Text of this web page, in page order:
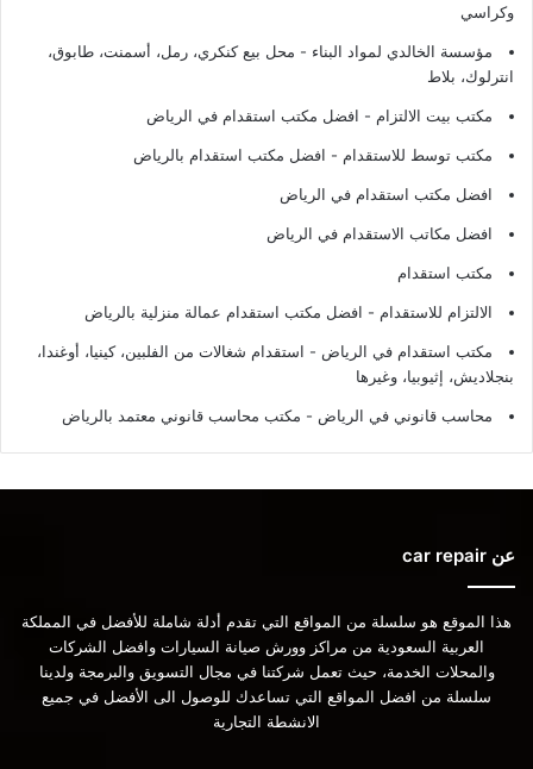
وكراسي
مؤسسة الخالدي لمواد البناء - محل بيع كنكري، رمل، أسمنت، طابوق،
انترلوك، بلاط
مكتب بيت الالتزام - افضل مكتب استقدام في الرياض
مكتب توسط للاستقدام - افضل مكتب استقدام بالرياض
افضل مكتب استقدام في الرياض
افضل مكاتب الاستقدام في الرياض
مكتب استقدام
الالتزام للاستقدام - افضل مكتب استقدام عمالة منزلية بالرياض
مكتب استقدام في الرياض - استقدام شغالات من الفلبين، كينيا، أوغندا،
بنجلاديش، إثيوبيا، وغيرها
محاسب قانوني في الرياض - مكتب محاسب قانوني معتمد بالرياض
عن car repair
هذا الموقع هو سلسلة من المواقع التي تقدم أدلة شاملة للأفضل في المملكة
العربية السعودية من مراكز وورش صيانة السيارات وافضل الشركات
والمحلات الخدمة، حيث تعمل شركتنا في مجال التسويق والبرمجة ولدينا
سلسلة من افضل المواقع التي تساعدك للوصول الى الأفضل في جميع
الانشطة التجارية